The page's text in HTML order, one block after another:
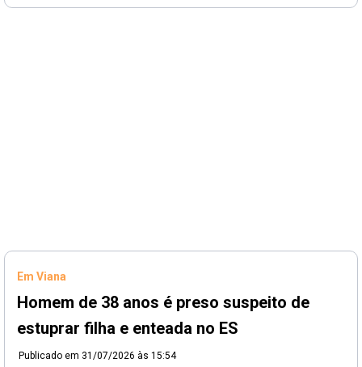
Em Viana
Homem de 38 anos é preso suspeito de
estuprar filha e enteada no ES
Publicado em 31/07/2026 às 15:54